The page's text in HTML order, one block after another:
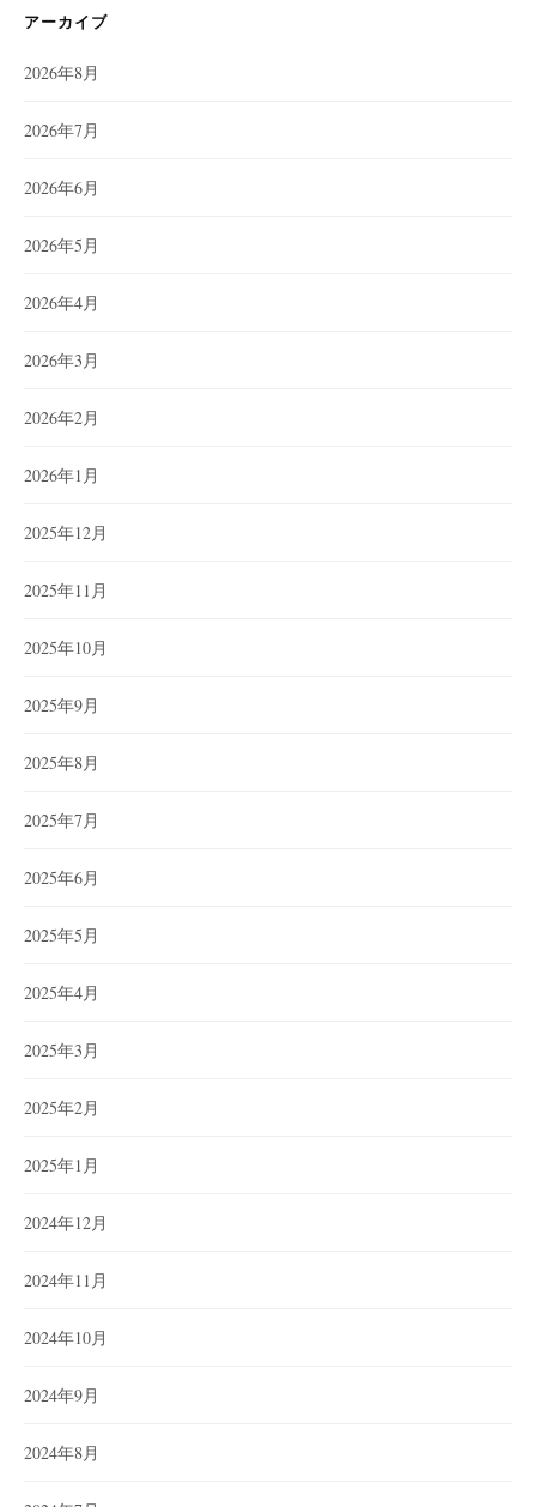
アーカイブ
2026年8月
2026年7月
2026年6月
2026年5月
2026年4月
2026年3月
2026年2月
2026年1月
2025年12月
2025年11月
2025年10月
2025年9月
2025年8月
2025年7月
2025年6月
2025年5月
2025年4月
2025年3月
2025年2月
2025年1月
2024年12月
2024年11月
2024年10月
2024年9月
2024年8月